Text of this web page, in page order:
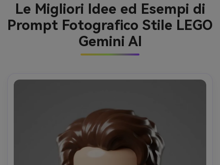
Le Migliori Idee ed Esempi di
Prompt Fotografico Stile LEGO
Gemini AI